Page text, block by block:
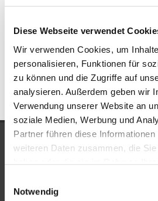
Diese Webseite verwendet
Wir verwenden Cookies, um
personalisieren, Funktionen für
zu können und die Zugriffe auf
analysieren. Außerdem geben wir
Verwendung unserer Website an
soziale Medien, Werbung und
Partner führen diese
weiteren Daten zusammen, die
haben oder die sie im Rahmen
Notwendig
Alsbach-Hähnlein
Wohnung Alsbach-
Alsbach-Hähnlein
Immobilie Alsbach-
Alsbach-Hähnlein
Immobilienkauf
UNSERE